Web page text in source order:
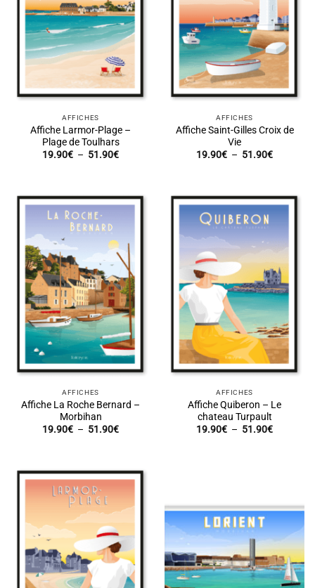
AFFICHES
Affiche Larmor-Plage –
Plage de Toulhars
19.90€ – 51.90€Plage
51.90€
AFFICHES
Affiche Saint-Gilles Croix de
Vie
19.90€ – 51.90€Plage
51.90€
AFFICHES
Affiche La Roche Bernard –
Morbihan
19.90€ – 51.90€Plage
51.90€
AFFICHES
Affiche Quiberon – Le
chateau Turpault
19.90€ – 51.90€Plage